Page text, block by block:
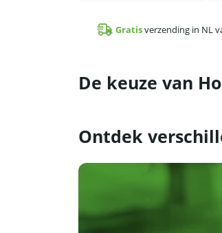
Gratisverzending in NL
De keuze van
Ontdek